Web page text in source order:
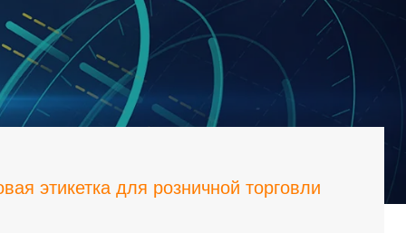
этикетка для розничной торговли